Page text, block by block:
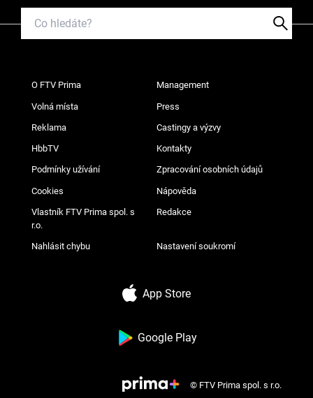
O FTV Prima Management
Volná místa Press
Reklama Castingy a výzvy
HbbTV Kontakty
Podmínky užívání Zpracování osobních údajů
Cookies Nápověda
Vlastník FTV Prima spol. s
r.o.
Redakce
Nahlásit chybu Nastavení soukromí
App Store
Google Play
© FTV Prima spol. s r.o.